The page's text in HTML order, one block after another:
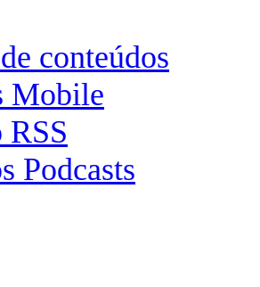
conteúdos
Mobile
RSS
Podcasts